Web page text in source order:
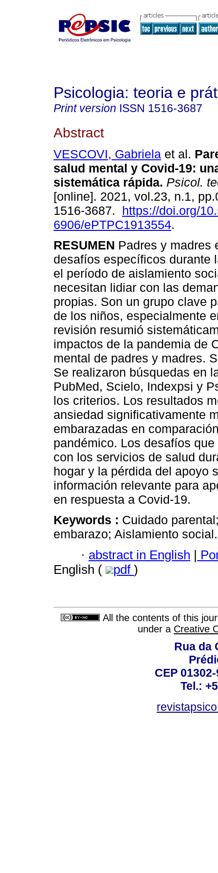
Psicologia: teoria e
Print version ISSN 1516-3687
Abstract
VESCOVI, Gabriela et al.
salud mental y Covid-19:
sistemática rápida. Psicol.
[online]. 2021, vol.23, n.1,
1516-3687. https://doi.org/
6906/ePTPC1913554.
RESUMEN Padres y madres
desafíos específicos durante
el período de aislamiento
necesitan lidiar con las
propias. Son un grupo clave
de los niños, especialmente
revisión resumió
impactos de la pandemia de
mental de padres y madres.
Se realizaron búsquedas en
PubMed, Scielo, Indexpsi y
los criterios. Los resultados
ansiedad significativamente
embarazadas en
pandémico. Los desafíos
con los servicios de salud
hogar y la pérdida del apoyo
información relevante para
en respuesta a Covid-19.
Keywords : Cuidado
embarazo; Aislamiento social.
· abstract in English |
English (
pdf )
All the contents of this
under a Creative
Rua da
CEP
Tel.: